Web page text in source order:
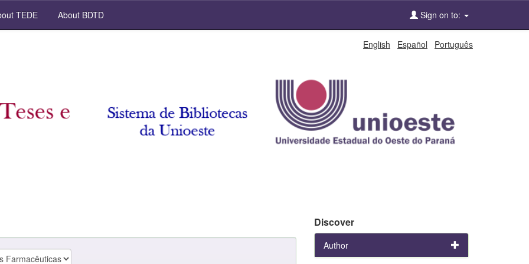
TEDE About BDTD Sign on to:
English Español Português
Discover
Author